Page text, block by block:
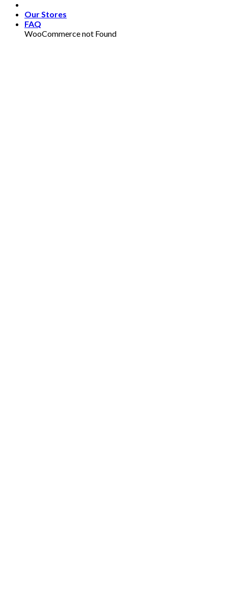
Our Stores
FAQ
WooCommerce not Found